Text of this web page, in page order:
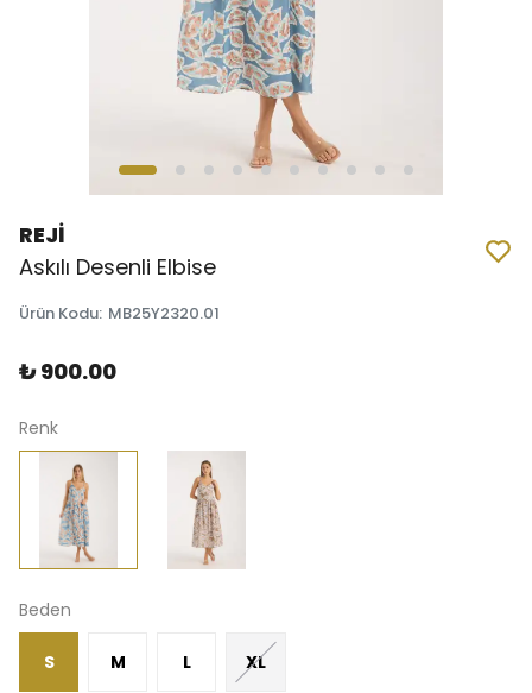
REJİ
Askılı Desenli Elbise
Ürün Kodu: MB25Y2320.01
₺ 900.00
Renk
Beden
S M L XL